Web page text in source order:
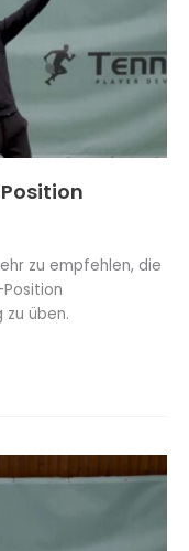
zu empfehlen, die
üben.